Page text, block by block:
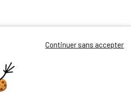
Continuer sans accepter